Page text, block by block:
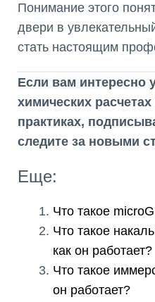
Понимание этого
двери в
стать настоящим
Если вам интересно
химических
практиках,
следите за новыми
Еще:
Что такое
Что такое
как он работает?
Что такое
он работает?